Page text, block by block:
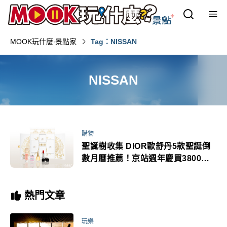
MOOK玩什麼‧景點家 Tag：NISSAN
NISSAN
購物
聖誕樹收集 DIOR歐舒丹5款聖誕倒
數月曆推薦！京站週年慶買3800送
熱門文章
玩樂